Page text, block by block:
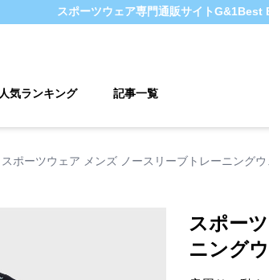
スポーツウェア専門通販サイトG&1Best
人気ランキング 記事一覧
スポーツウェア メンズ ノースリーブトレーニングウ
スポー
ニング